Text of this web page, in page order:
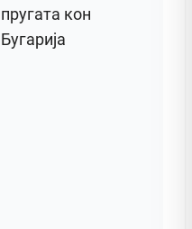
пругата кон
Бугарија